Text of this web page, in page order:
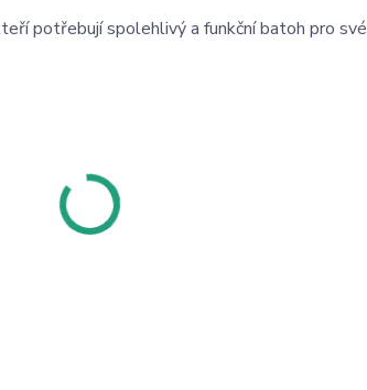
potřebují spolehlivý a funkční batoh pro své